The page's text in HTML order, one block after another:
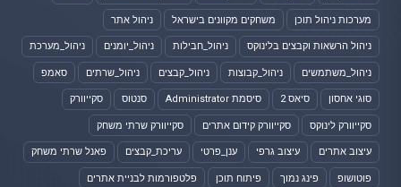
מערכות ניהול תוכן משחקים מקוונים בישראל ניהול אתר
ניהול הרשאות וקבצים בלינוקס ניהול_חבילות ניהול_יומנים ניהול_מערכת
ניהול_משתמשים ניהול_קבוצות ניהול_קבצים ניהול_שרתים סאמפ
סוגי אחסון סיאס 2 סיסמת Administrator סנטוס סקייוורק
סקייוורק לינוקס סקייוורק קידום אתרים סקייוורק שרתי משחק
עיצוב אתרים עיצוב גרפי ענן_פרטי עריכת_קבצים פאנל שרתי משחק
פוטושופ פינג נמוך פיתוח תוכן פלטפורמות לבניית אתרים